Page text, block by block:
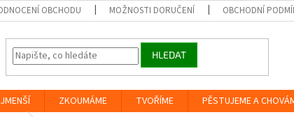
OBCHODU MOŽNOSTI DORUČENÍ OBCHODNÍ
HLEDAT
ZKOUMÁME TVOŘÍME PĚSTUJEME A